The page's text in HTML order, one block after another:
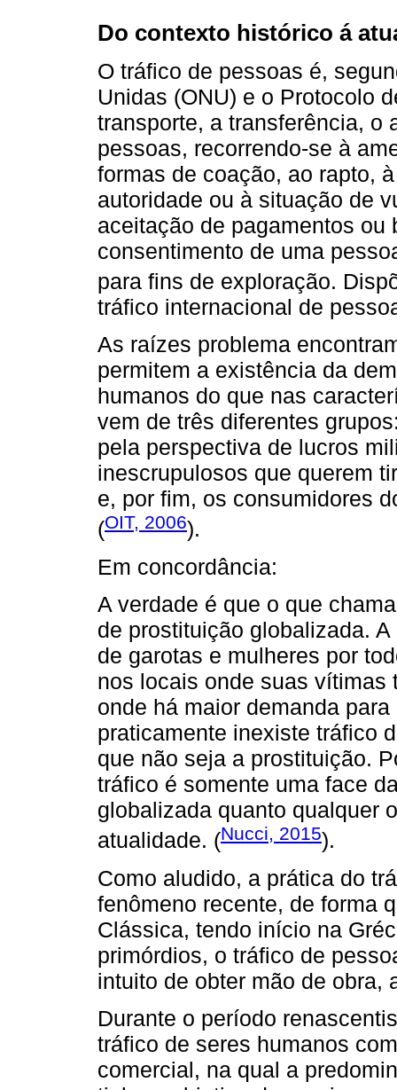
Do contexto histórico á
O tráfico de pessoas é,
Unidas (ONU) e o Protocolo
transporte, a transferência, o
pessoas, recorrendo-se à
formas de coação, ao rapto,
autoridade ou à situação de
aceitação de pagamentos ou
consentimento de uma
para fins de exploração.
tráfico internacional de
As raízes problema
permitem a existência da
humanos do que nas
vem de três diferentes
pela perspectiva de lucros
inescrupulosos que querem
e, por fim, os consumidores
(OIT, 2006).
Em concordância:
A verdade é que o que
de prostituição globalizada.
de garotas e mulheres por
nos locais onde suas vítimas
onde há maior demanda
praticamente inexiste tráfico
que não seja a prostituição.
tráfico é somente uma face
globalizada quanto qualquer
atualidade. (Nucci, 2015).
Como aludido, a prática do
fenômeno recente, de forma
Clássica, tendo início na
primórdios, o tráfico de
intuito de obter mão de obra,
Durante o período
tráfico de seres humanos
comercial, na qual a